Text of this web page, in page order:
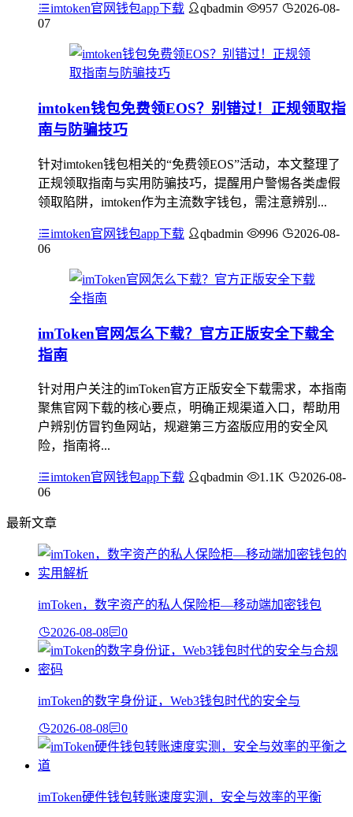
imtoken官网钱包app下载 qbadmin 957
2026-08-
07
imtoken钱包免费领EOS？别错过！正规领取指
南与防骗技巧
针对imtoken钱包相关的“免费领EOS”活动，本文整理了
正规领取指南与实用防骗技巧，提醒用户警惕各类虚假
领取陷阱，imtoken作为主流数字钱包，需注意辨别...
imtoken官网钱包app下载 qbadmin 996
2026-08-
06
imToken官网怎么下载？官方正版安全下载全
指南
针对用户关注的imToken官方正版安全下载需求，本指南
聚焦官网下载的核心要点，明确正规渠道入口，帮助用
户辨别仿冒钓鱼网站，规避第三方盗版应用的安全风
险，指南将...
imtoken官网钱包app下载 qbadmin 1.1K
2026-08-
06
最新文章
imToken，数字资产的私人保险柜—移动端加密钱包
2026-08-08 0
imToken的数字身份证，Web3钱包时代的安全与
2026-08-08 0
imToken硬件钱包转账速度实测，安全与效率的平衡